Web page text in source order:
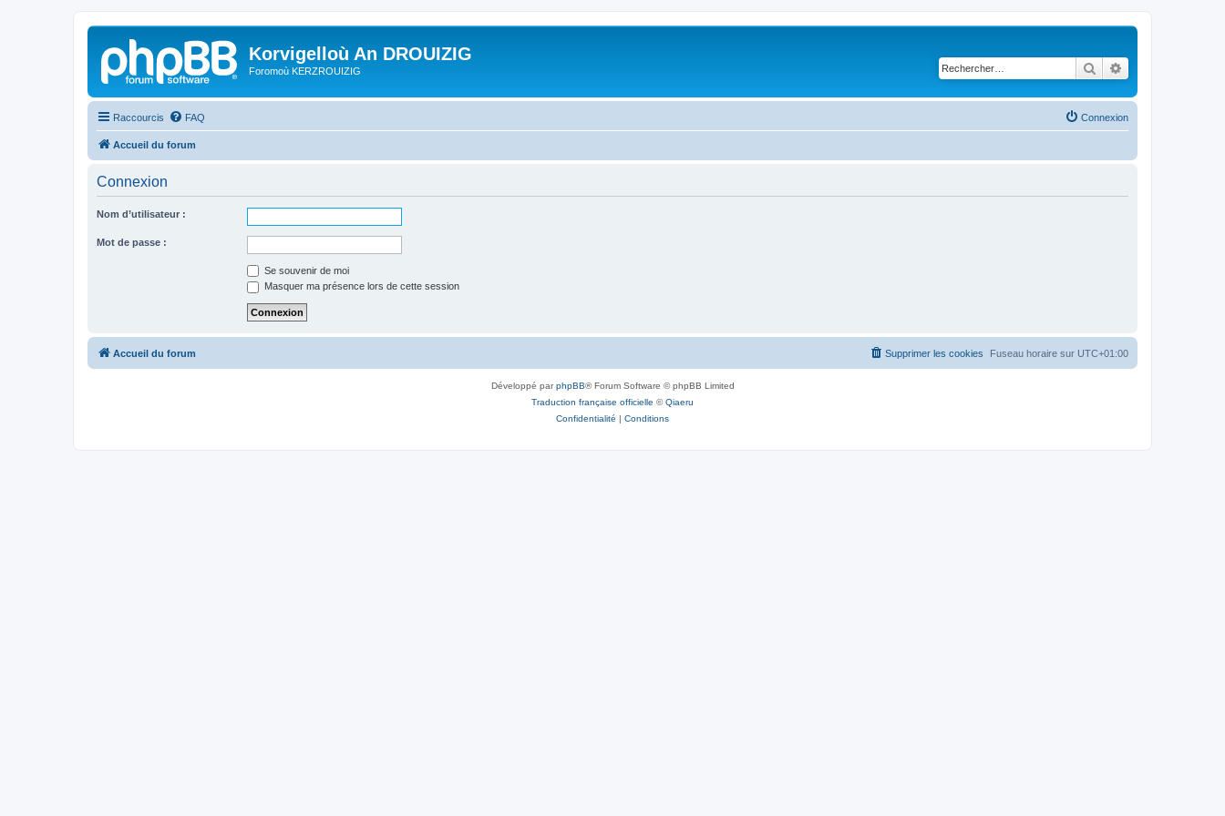
Korvigelloù An DROUIZIG
Foromoù KERZROUIZIG Rechercher
Raccourcis FAQ Connexion
Accueil du forum
Connexion
Nom d’utilisateur :
Mot de passe :
Se souvenir de moi
Masquer ma présence lors de cette session
Accueil du forum Fuseau horaire sur UTC+01:00
Supprimer les cookies
Développé parphpBB® Forum Software © phpBB Limited
Traduction française officielle ©Qiaeru
Confidentialité | Conditions